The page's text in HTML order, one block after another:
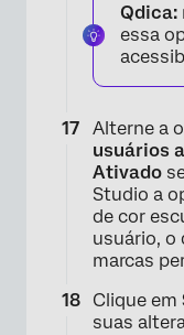
Qdica:
essa
Alterne a
usuários
Ativado
Studio a
de cor
usuário, o
marcas
Clique em
suas